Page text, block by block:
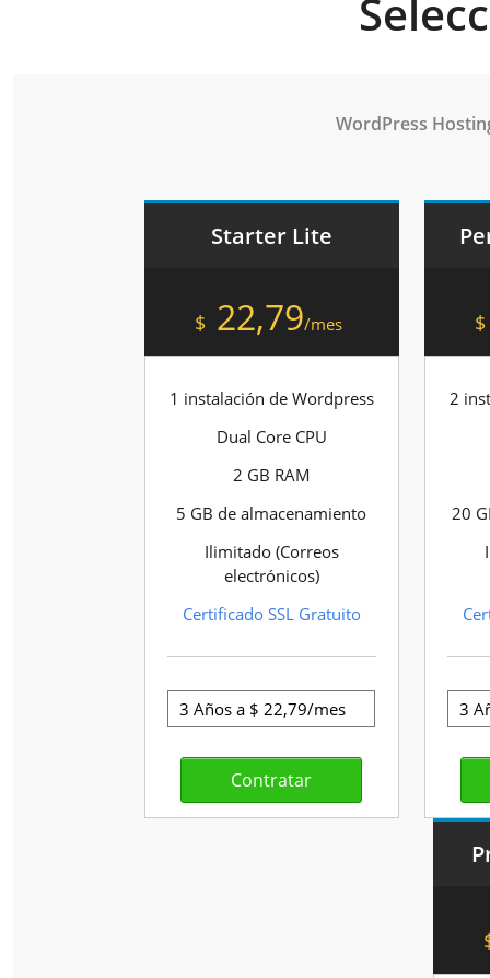
WordPress
Starter Lite
$ 22,79/mes
1 instalación de Wordpress
Dual Core CPU
2 GB RAM
5 GB de almacenamiento
Ilimitado (Correos
electrónicos)
Certificado SSL Gratuito
$
2
20